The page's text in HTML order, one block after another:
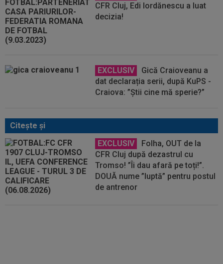
CFR Cluj, Edi Iordănescu a luat
decizia!
EXCLUSIV
Gică Craioveanu a
dat declarația serii, după KuPS -
Craiova: ”Știi cine mă sperie?”
Citeşte şi
EXCLUSIV
Folha, OUT de la
CFR Cluj după dezastrul cu
Tromso! ”Îi dau afară pe toți!”.
DOUĂ nume ”luptă” pentru postul
de antrenor